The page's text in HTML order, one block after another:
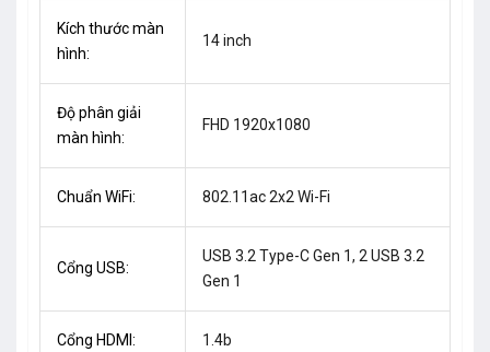
Kích thước màn
hình:
14 inch
Độ phân giải
màn hình:
FHD 1920x1080
Chuẩn WiFi: 802.11ac 2x2 Wi-Fi
Cổng USB:
USB 3.2 Type-C Gen 1, 2 USB 3.2
Gen 1
Cổng HDMI: 1.4b